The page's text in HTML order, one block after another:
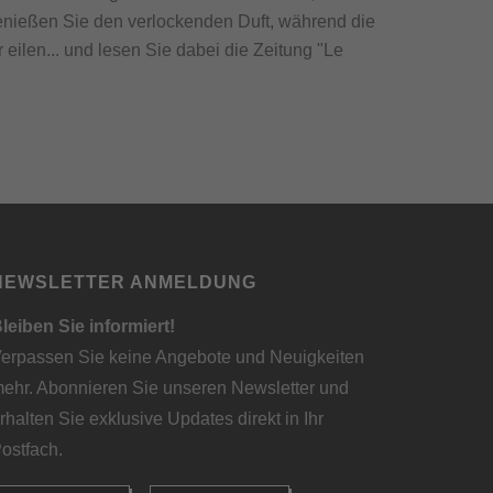
Sie den verlockenden Duft, während die
eilen... und lesen Sie dabei die Zeitung "Le
ANMELDUNG
Sie informiert!
Sie keine Angebote und Neuigkeiten
Abonnieren Sie unseren Newsletter und
Sie exklusive Updates direkt in Ihr